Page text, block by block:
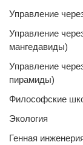
Управление
Управление
мангедавиды)
Управление
пирамиды)
Философские
Экология
Генная